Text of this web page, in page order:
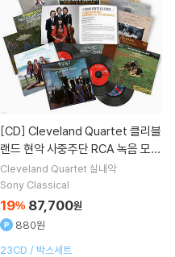
[CD]
랜드 현악 사중주단 RCA 녹음 모음
집 (The Complete RCA Album
Collection)
Cleveland Quartet실내악
Sony Classical
19% 87,700원
880원
23CD / 박스세트